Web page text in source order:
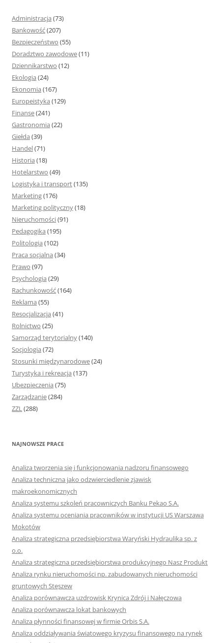
Administracja (73)
Bankowość(207)
Bezpieczeństwo (55)
Doradztwo zawodowe(11)
Dziennikarstwo (12)
Ekologia (24)
Ekonomia (167)
Europeistyka (129)
Finanse(241)
Gastronomia (22)
Giełda (39)
Handel(71)
Historia (18)
Hotelarstwo (49)
Logistyka i transport(135)
Marketing(176)
Marketing polityczny(18)
Nieruchomości(91)
Pedagogika (195)
Politologia (102)
Praca socjalna (34)
Prawo (97)
Psychologia (29)
Rachunkowość(164)
Reklama (55)
Resocjalizacja (41)
Rolnictwo (25)
Samorząd terytorialny(140)
Socjologia (72)
Stosunki międzynarodowe(24)
Turystyka i rekreacja (137)
Ubezpieczenia (75)
Zarządzanie(284)
ZZL(288)
NAJNOWSZE PRACE
Analiza tworzenia się i funkcjonowania nadzoru finansowego
Analiza techniczna jako odzwierciedlenie zjawisk
makroekonomicznych
Analiza systemu szkoleń pracowniczych Banku Pekao S.A.
Analiza systemu oceniania pracowników w instytucji US Warszawa
Mokotów
Analiza strategiczna przedsiębiorstwa Waryński Hydraulika sp. z
o.o.
Analiza strategiczna przedsiębiorstwa produkcyjnego Nasz Produkt
Analiza rynku nieruchomości np. zabudowanych nieruchomości
gruntowych Stęszew
Analiza porównawcza uzdrowisk Krynica Zdrój i Nałęczowa
Analiza porównawcza lokat bankowych
Analiza płynności finansowej w firmie Orbis S.A.
Analiza oddziaływania światowego kryzysu finansowego na rynek